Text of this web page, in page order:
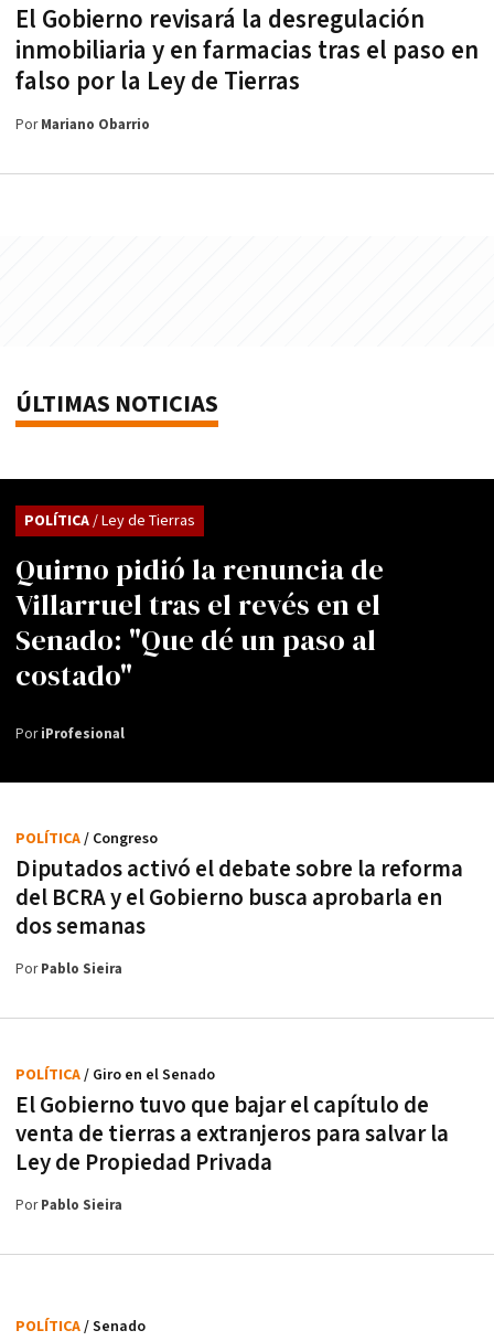
El Gobierno revisará la desregulación
inmobiliaria y en farmacias tras el paso en
falso por la Ley de Tierras
PorMariano Obarrio
ÚLTIMAS NOTICIAS
Quirno pidió la renuncia de
Villarruel tras el revés en el
Senado: "Que dé un paso al
costado"
POLÍTICA/ Ley de Tierras
PoriProfesional
Diputados activó el debate sobre la reforma
del BCRA y el Gobierno busca aprobarla en
dos semanas
POLÍTICA/ Congreso
PorPablo Sieira
El Gobierno tuvo que bajar el capítulo de
venta de tierras a extranjeros para salvar la
Ley de Propiedad Privada
POLÍTICA/ Giro en el Senado
PorPablo Sieira
POLÍTICA/ Senado